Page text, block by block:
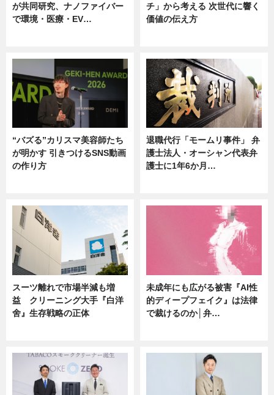
が共同研究、ナノファイバー
で環境・医療・EV…
チ」から考える 次世代に響く
価値の伝え方
“バズる”カリスマ美容師たち
が明かす 引きつけるSNS動画
の作り方
退職代行「モームリ事件」 弁
護士法人・オーシャン代表弁
護士に1年6か月…
スーツ離れで市場半減も増
益 クリーニング大手『白洋
舍』生存戦略の正体
未成年にも広がる被害『AI性
的ディープフェイク』は法律
で裁けるのか│弁…